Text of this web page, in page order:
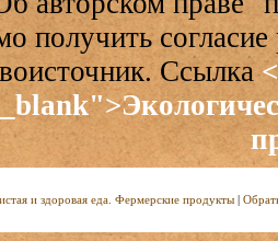
получить
Ссылка
и здоровая еда. Фермерские продукты |